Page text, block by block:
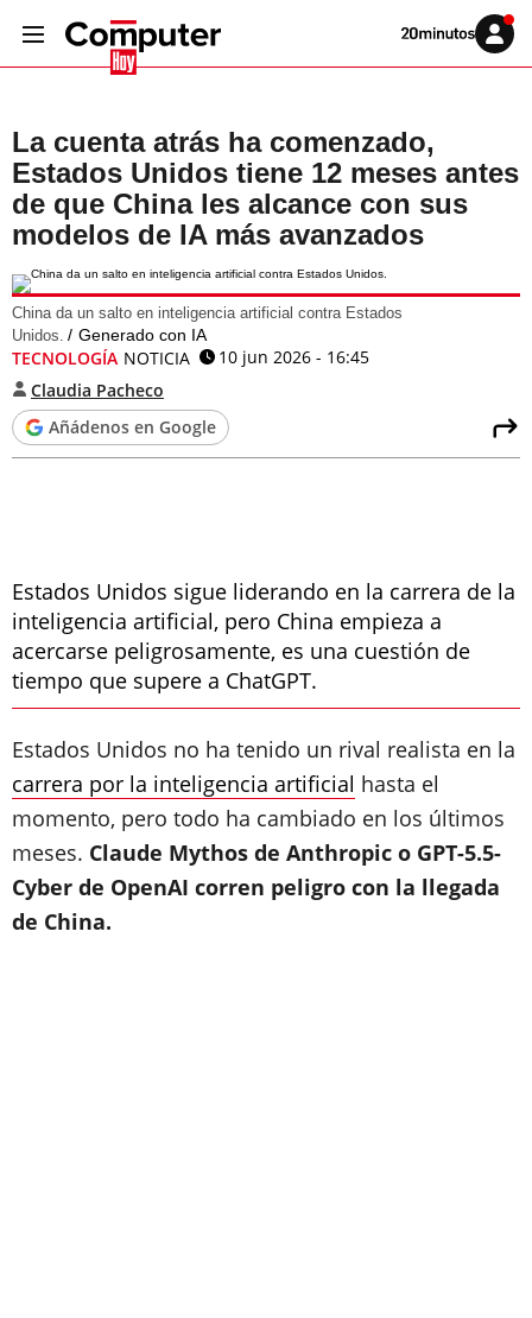
Volver
Iniciar
sesión
La cuenta atrás ha comenzado,
Estados Unidos tiene 12 meses antes
de que China les alcance con sus
modelos de IA más avanzados
China da un salto en inteligencia artificial contra Estados
Unidos.
Generado con IA
TECNOLOGÍA NOTICIA
10 jun 2026 - 16:45
Claudia Pacheco
Añádenos en Google
Estados Unidos sigue liderando en la carrera de la
inteligencia artificial, pero China empieza a
acercarse peligrosamente, es una cuestión de
tiempo que supere a ChatGPT.
Estados Unidos no ha tenido un rival realista en la
carrera por la inteligencia artificial hasta el
momento, pero todo ha cambiado en los últimos
meses. Claude Mythos de Anthropic o GPT-5.5-
Cyber de OpenAI corren peligro con la llegada
de China.